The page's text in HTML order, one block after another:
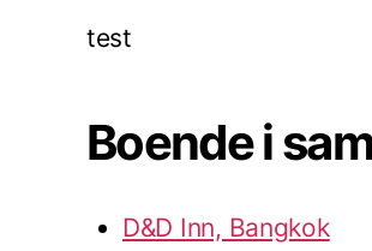
test
Boende i
D&D Inn, Bangkok